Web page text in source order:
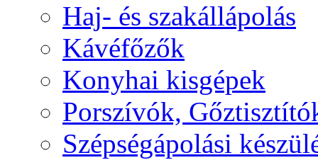
Haj- és szakállápolás
Kávéfőzők
Konyhai kisgépek
Porszívók,
Szépségápolási